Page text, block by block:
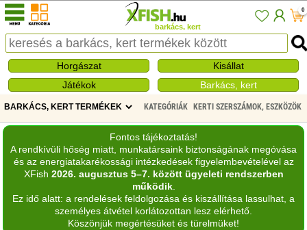
barkács, kert
0
Horgászat
Kisállat
Játékok
Barkács, kert
KATEGÓRIÁK KERTI SZERSZÁMOK, ESZKÖZÖK
Fontos tájékoztatás!
A rendkívüli hőség miatt, munkatársaink biztonságának megóvása
és az energiatakarékossági intézkedések figyelembevételével az
XFish 2026. augusztus 5–7. között ügyeleti rendszerben
működik.
Ez idő alatt: a rendelések feldolgozása és kiszállítása lassulhat, a
személyes átvétel korlátozottan lesz elérhető.
Köszönjük megértésüket és türelmüket!